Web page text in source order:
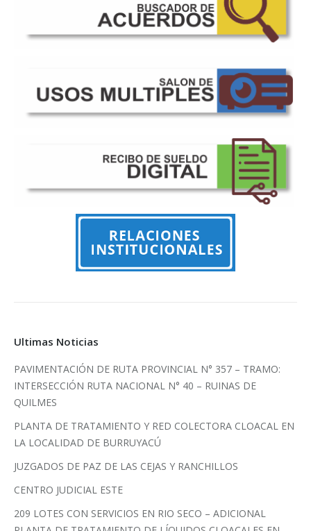
Ultimas Noticias
PAVIMENTACIÓN DE RUTA PROVINCIAL N° 357 – TRAMO:
INTERSECCIÓN RUTA NACIONAL N° 40 – RUINAS DE
QUILMES
PLANTA DE TRATAMIENTO Y RED COLECTORA CLOACAL EN
LA LOCALIDAD DE BURRUYACÚ
JUZGADOS DE PAZ DE LAS CEJAS Y RANCHILLOS
CENTRO JUDICIAL ESTE
209 LOTES CON SERVICIOS EN RIO SECO – ADICIONAL